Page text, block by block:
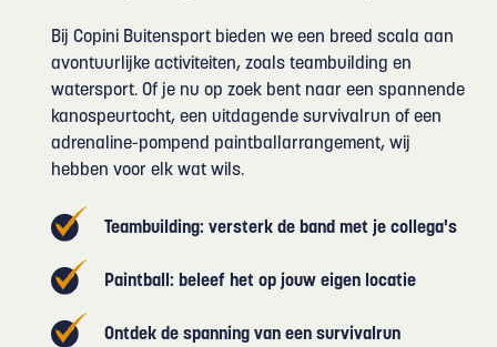
Bij Copini Buitensport bieden we een breed scala aan
avontuurlijke activiteiten, zoals teambuilding en
watersport. Of je nu op zoek bent naar een spannende
kanospeurtocht, een uitdagende survivalrun of een
adrenaline-pompend paintballarrangement, wij
hebben voor elk wat wils.
Teambuilding: versterk de band met je collega's
Paintball: beleef het op jouw eigen locatie
Ontdek de spanning van een survivalrun